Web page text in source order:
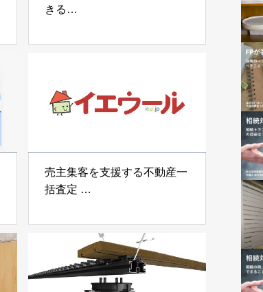
きる
「地震ザブトン」
売主集客を支援する不動産一
括査定
Speee